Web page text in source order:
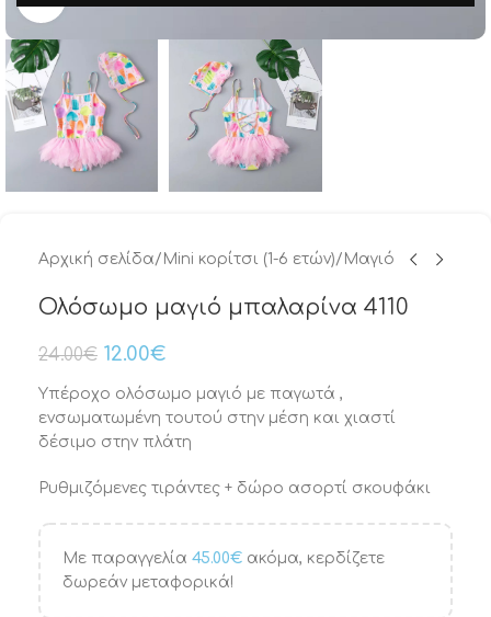
Αρχική σελίδα/ Mini κορίτσι (1-6 ετών)/ Μαγιό
Ολόσωμο μαγιό μπαλαρίνα 4110
24.00€ 12.00€
Υπέροχο ολόσωμο μαγιό με παγωτά ,
ενσωματωμένη τουτού στην μέση και χιαστί
δέσιμο στην πλάτη
Ρυθμιζόμενες τιράντες + δώρο ασορτί σκουφάκι
Με παραγγελία 45.00€ ακόμα, κερδίζετε
δωρεάν μεταφορικά!